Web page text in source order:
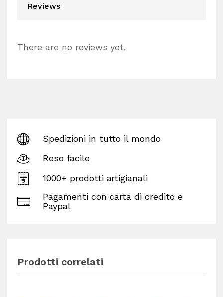
Reviews
There are no reviews yet.
Spedizioni in tutto il mondo
Reso facile
1000+ prodotti artigianali
Pagamenti con carta di credito e
Paypal
Prodotti correlati